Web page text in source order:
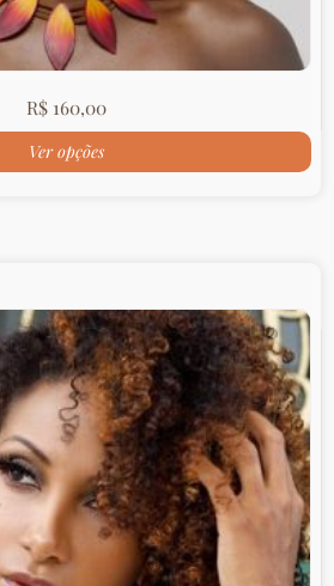
R$160,00
Ver opções